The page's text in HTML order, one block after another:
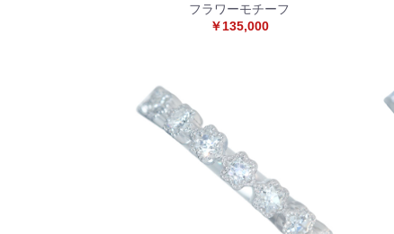
フラワーモチーフ
￥135,000